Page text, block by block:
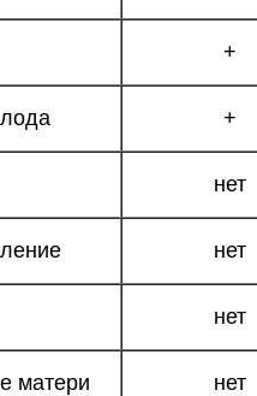
+
+
нет
нет
нет
матери нет